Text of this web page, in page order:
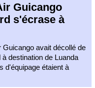
Guicango
s'écrase à
avait décollé de
destination de Luanda
d'équipage étaient à